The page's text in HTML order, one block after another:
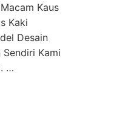
Kaus
Kaki
Desain
Sendiri Kami
…